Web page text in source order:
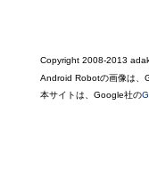
Copyright 2008-2013
Android Robotの画像は、
本サイトは、Google社の